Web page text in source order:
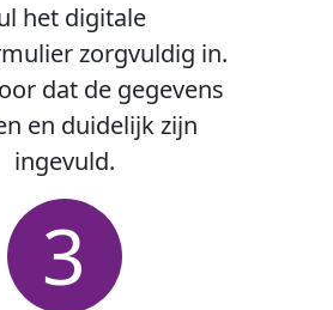
het digitale
zorgvuldig in.
dat de gegevens
en duidelijk zijn
ingevuld.
3